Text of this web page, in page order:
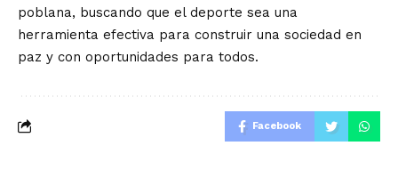
poblana, buscando que el deporte sea una
herramienta efectiva para construir una sociedad en
paz y con oportunidades para todos.
Facebook